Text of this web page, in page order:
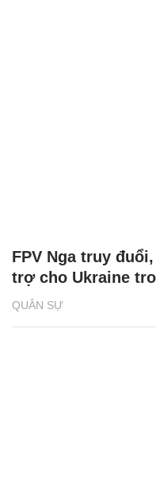
QUÂN SỰ
FPV Nga truy
trợ cho Ukraine